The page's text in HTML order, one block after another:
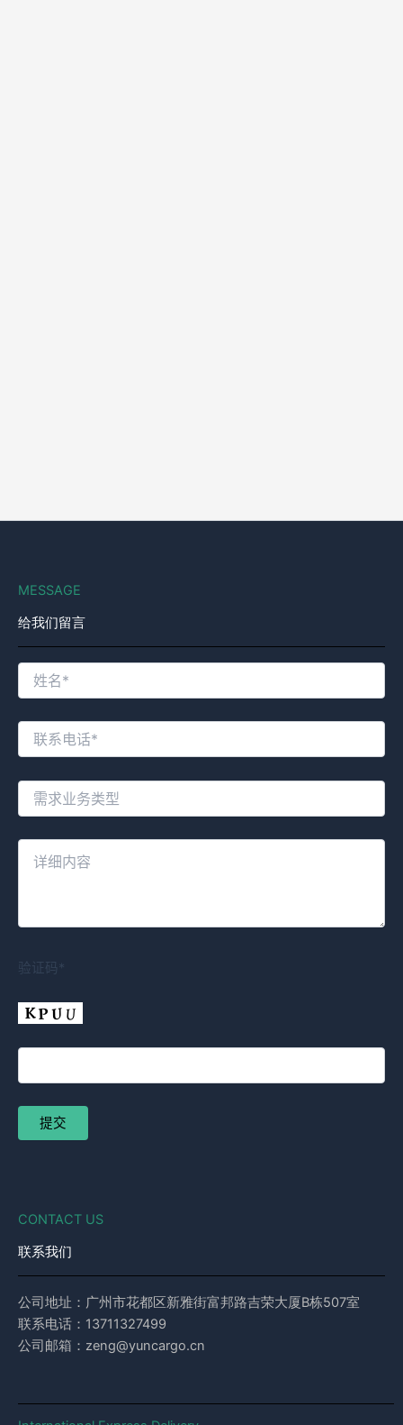
MESSAGE
给我们留言
验证码*
CONTACT US
联系我们
公司地址：广州市花都区新雅街富邦路吉荣大厦B栋507室
联系电话：13711327499
公司邮箱：zeng@yuncargo.cn